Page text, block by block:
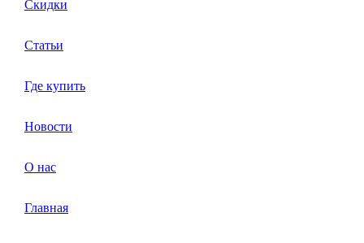
Скидки
Статьи
Где купить
Новости
О нас
Главная